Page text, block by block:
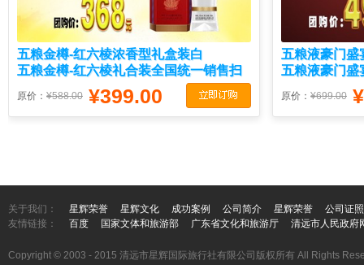
五粮金樽-红六棱浓香型礼盒装白
五粮金樽-红六棱礼合装全国统一销售扫
码价588元/瓶 ，零售价399元/瓶 52度50
0ml
原价： ¥588.00 ¥399.00
五粮液豪门盛
五粮液豪门盛
价699元/瓶
ml
原价： ¥699.00
关于我们： 星辉荣誉 星辉文化 成功案例 公司简介 星辉荣誉
公司证
友情链接：
百度 国家文体和旅游部 广东省文化和旅游厅 清远市人民政府
Copyright © 2003 - 2015 清远市星辉国际旅行社有限公司版权所有 All Rights